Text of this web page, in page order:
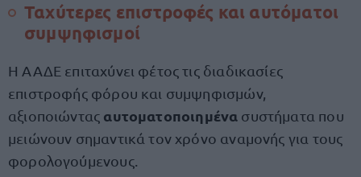
Ταχύτερες επιστροφές και αυτόματοι
συμψηφισμοί
Η ΑΑΔΕ επιταχύνει φέτος τις διαδικασίες
επιστροφής φόρου και συμψηφισμών,
αξιοποιώντας αυτοματοποιημένα συστήματα που
μειώνουν σημαντικά τον χρόνο αναμονής για τους
φορολογούμενους.